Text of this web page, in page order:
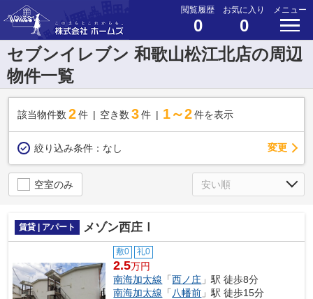
閲覧履歴
0
お気に入り
0
メニュー
セブンイレブン 和歌山松江北店の周辺
物件一覧
該当物件数 2件 空き数 3 件 1～2 件を表示
絞り込み条件： なし 変更
空室のみ
賃貸 | アパート メゾン西庄Ⅰ
敷0 礼0
2.5万円
南海加太線 「西ノ庄 」駅 徒歩8分
南海加太線 「 八幡前 」駅 徒歩15分